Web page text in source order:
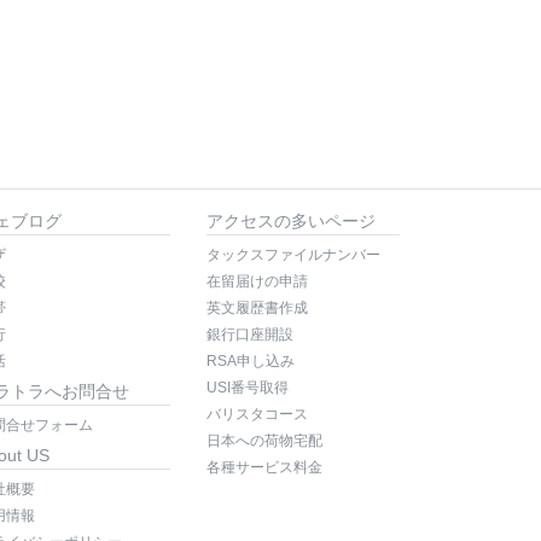
ブログ
トラへお問合せ
合せフォーム
US
概要
情報
アクセスの多いページ
タックスファイルナンバー
在留届けの申請
英文履歴書作成
銀行口座開設
RSA申し込み
USI番号取得
バリスタコース
日本への荷物宅配
各種サービス料金